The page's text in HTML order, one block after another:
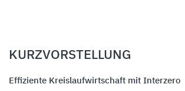
KURZVORSTELLUNG
Effiziente Kreislaufwirtschaft mit Interzero